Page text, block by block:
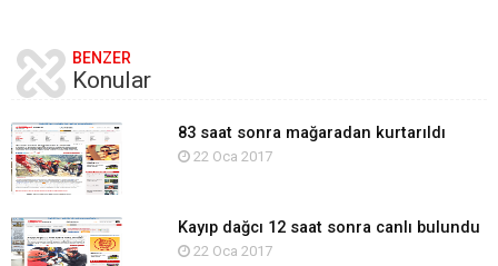
BENZER
Konular
83 saat sonra mağaradan kurtarıldı
22 Oca 2017
Kayıp dağcı 12 saat sonra canlı bulundu
22 Oca 2017